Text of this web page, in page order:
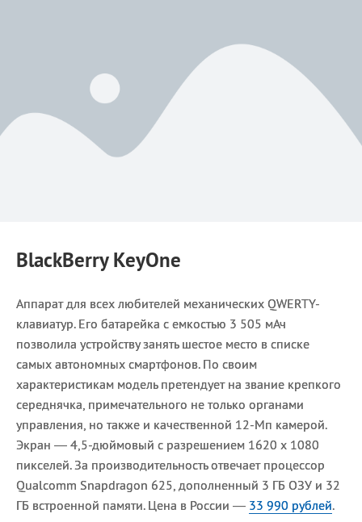
BlackBerry KeyOne
Аппарат для всех любителей механических QWERTY-
клавиатур. Его батарейка с емкостью 3 505 мАч
позволила устройству занять шестое место в списке
самых автономных смартфонов. По своим
характеристикам модель претендует на звание крепкого
середнячка, примечательного не только органами
управления, но также и качественной 12-Мп камерой.
Экран — 4,5-дюймовый с разрешением 1620 х 1080
пикселей. За производительность отвечает процессор
Qualcomm Snapdragon 625, дополненный 3 ГБ ОЗУ и 32
ГБ встроенной памяти. Цена в России — 33 990 рублей.